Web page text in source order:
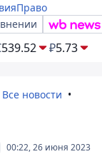
Право
539.52 ₽5.73
Все новости
00:22, 26 июня 2023